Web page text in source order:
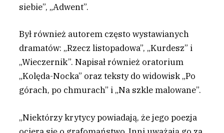
siebie”, „Adwent”.
Był również autorem często wystawianych
dramatów: „Rzecz listopadowa”, „Kurdesz” i
„Wieczernik”. Napisał również oratorium
„Kolęda-Nocka” oraz teksty do widowisk „Po
górach, po chmurach” i „Na szkle malowane”.
„Niektórzy krytycy powiadają, że jego poezja